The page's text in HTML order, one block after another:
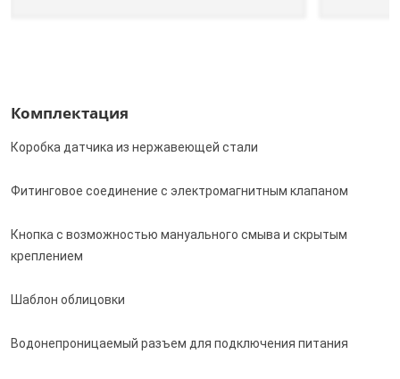
Комплектация
Коробка датчика из нержавеющей стали
Фитинговое соединение с электромагнитным клапаном
Кнопка с возможностью мануального смыва и скрытым
креплением
Шаблон облицовки
Водонепроницаемый разъем для подключения питания